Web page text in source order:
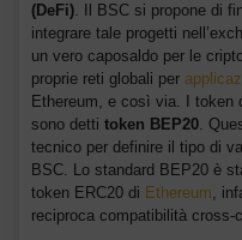
(DeFi). Il BSC si propone di
integrare tale progetti
un vero caposaldo per le
proprie reti globali per
Ethereum, e così via. I token
sono detti token BEP20.
tecnico per definire il tipo di
BSC. Lo standard BEP20 è
token ERC20 di Ethereum,
reciproca compatibilità cross-